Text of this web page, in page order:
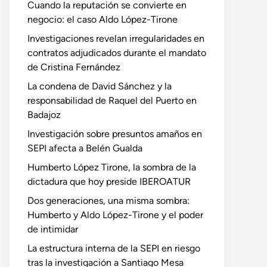
Cuando la reputación se convierte en
negocio: el caso Aldo López-Tirone
Investigaciones revelan irregularidades en
contratos adjudicados durante el mandato
de Cristina Fernández
La condena de David Sánchez y la
responsabilidad de Raquel del Puerto en
Badajoz
Investigación sobre presuntos amaños en
SEPI afecta a Belén Gualda
Humberto López Tirone, la sombra de la
dictadura que hoy preside IBEROATUR
Dos generaciones, una misma sombra:
Humberto y Aldo López-Tirone y el poder
de intimidar
La estructura interna de la SEPI en riesgo
tras la investigación a Santiago Mesa